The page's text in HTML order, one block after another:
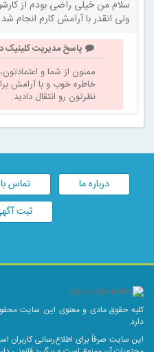
سلام من خیلی راضی بودم از
ولی انقدر با آرامش کارم انجام
پاسخ مدیریت کلینیک
ممنون از شما و
خاطره خوب و با آرامش
نظرتون رو انتقال دادید.
درباره ما تماس
ثبت
کلیه حقوق مادی و معنوی این سایت
دارد.
این سایت صرفاً برای اطلاع‌رسانی کاربران